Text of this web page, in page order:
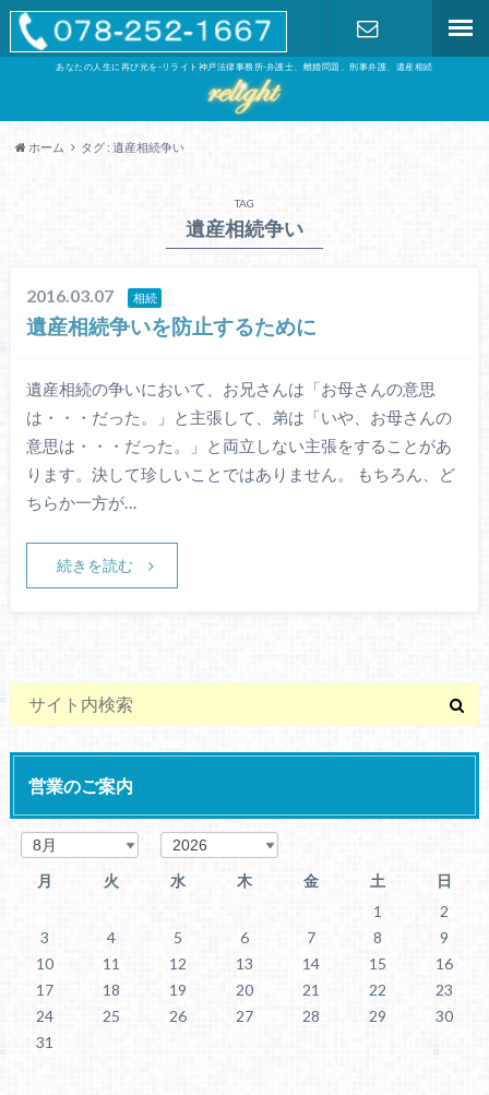
あなたの人生に再び光を-リライト神戸法律事務所-弁護士、離婚問題、刑事弁護、遺産相続
ホーム タグ : 遺産相続争い
TAG
遺産相続争い
2016.03.07 相続
遺産相続争いを防止するために
遺産相続の争いにおいて、お兄さんは「お母さんの意思
は・・・だった。」と主張して、弟は「いや、お母さんの
意思は・・・だった。」と両立しない主張をすることがあ
ります。決して珍しいことではありません。 もちろん、ど
ちらか一方が…
続きを読む
営業のご案内
月 火 水 木 金 土 日
1
2
3
4 5 6 7 8
9
10
11 12 13 14 15
16
17
18 19 20 21 22
23
24
25 26 27 28 29
30
31